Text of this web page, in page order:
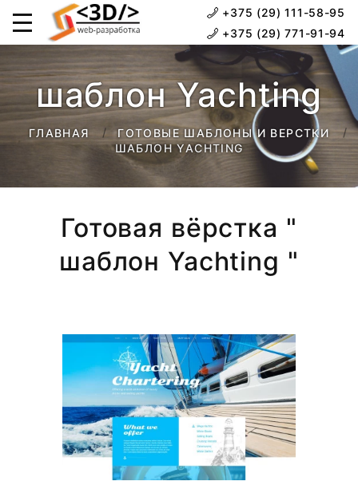
+375 (29) 111-58-95
+375 (29) 771-91-94
шаблон Yachting
ГЛАВНАЯ
ГОТОВЫЕ ШАБЛОНЫ И ВЕРСТКИ
ШАБЛОН YACHTING
Готовая вёрстка "
шаблон Yachting "